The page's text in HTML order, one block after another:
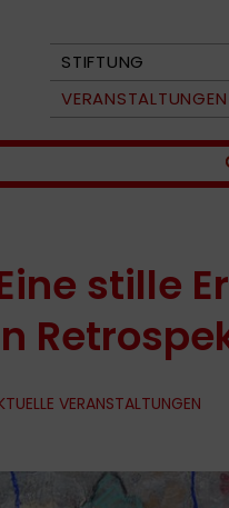
STIFTUNG
VERANSTALTUNGEN
stille
VERANSTALTUNGEN